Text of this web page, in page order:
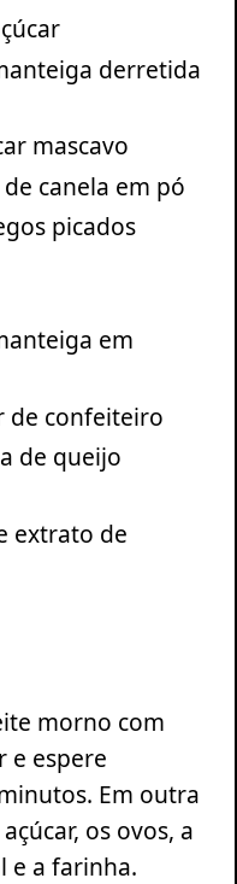
derretida
mascavo
canela em pó
picados
em
de confeiteiro
de queijo
extrato de
morno com
e espere
Em outra
os ovos, a
e a farinha.